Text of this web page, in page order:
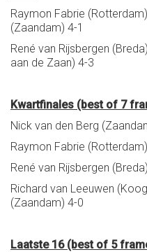
Raymon Fabrie
(Zaandam) 4-1
René van Rijsbergen
aan de Zaan) 4-3
Kwartfinales (best of 7
Nick van den Berg
Raymon Fabrie
René van Rijsbergen
Richard van Leeuwen
(Zaandam) 4-0
Laatste 16 (best of 5